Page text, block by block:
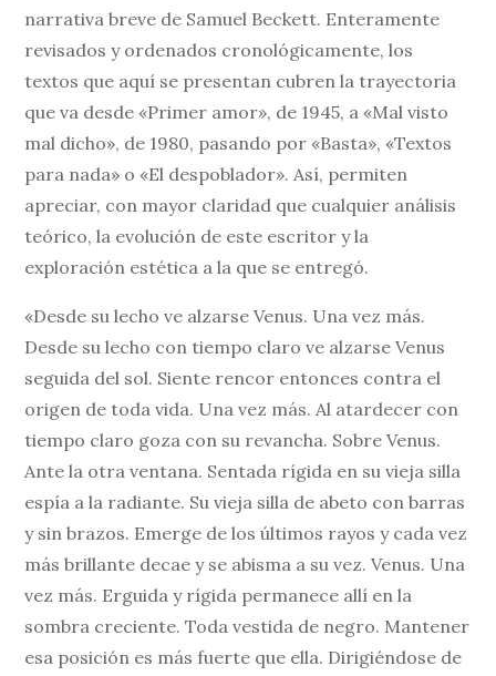
narrativa breve de Samuel Beckett. Enteramente
revisados y ordenados cronológicamente, los
textos que aquí se presentan cubren la trayectoria
que va desde «Primer amor», de 1945, a «Mal visto
mal dicho», de 1980, pasando por «Basta», «Textos
para nada» o «El despoblador». Así, permiten
apreciar, con mayor claridad que cualquier análisis
teórico, la evolución de este escritor y la
exploración estética a la que se entregó.
«Desde su lecho ve alzarse Venus. Una vez más.
Desde su lecho con tiempo claro ve alzarse Venus
seguida del sol. Siente rencor entonces contra el
origen de toda vida. Una vez más. Al atardecer con
tiempo claro goza con su revancha. Sobre Venus.
Ante la otra ventana. Sentada rígida en su vieja silla
espía a la radiante. Su vieja silla de abeto con barras
y sin brazos. Emerge de los últimos rayos y cada vez
más brillante decae y se abisma a su vez. Venus. Una
vez más. Erguida y rígida permanece allí en la
sombra creciente. Toda vestida de negro. Mantener
esa posición es más fuerte que ella. Dirigiéndose de